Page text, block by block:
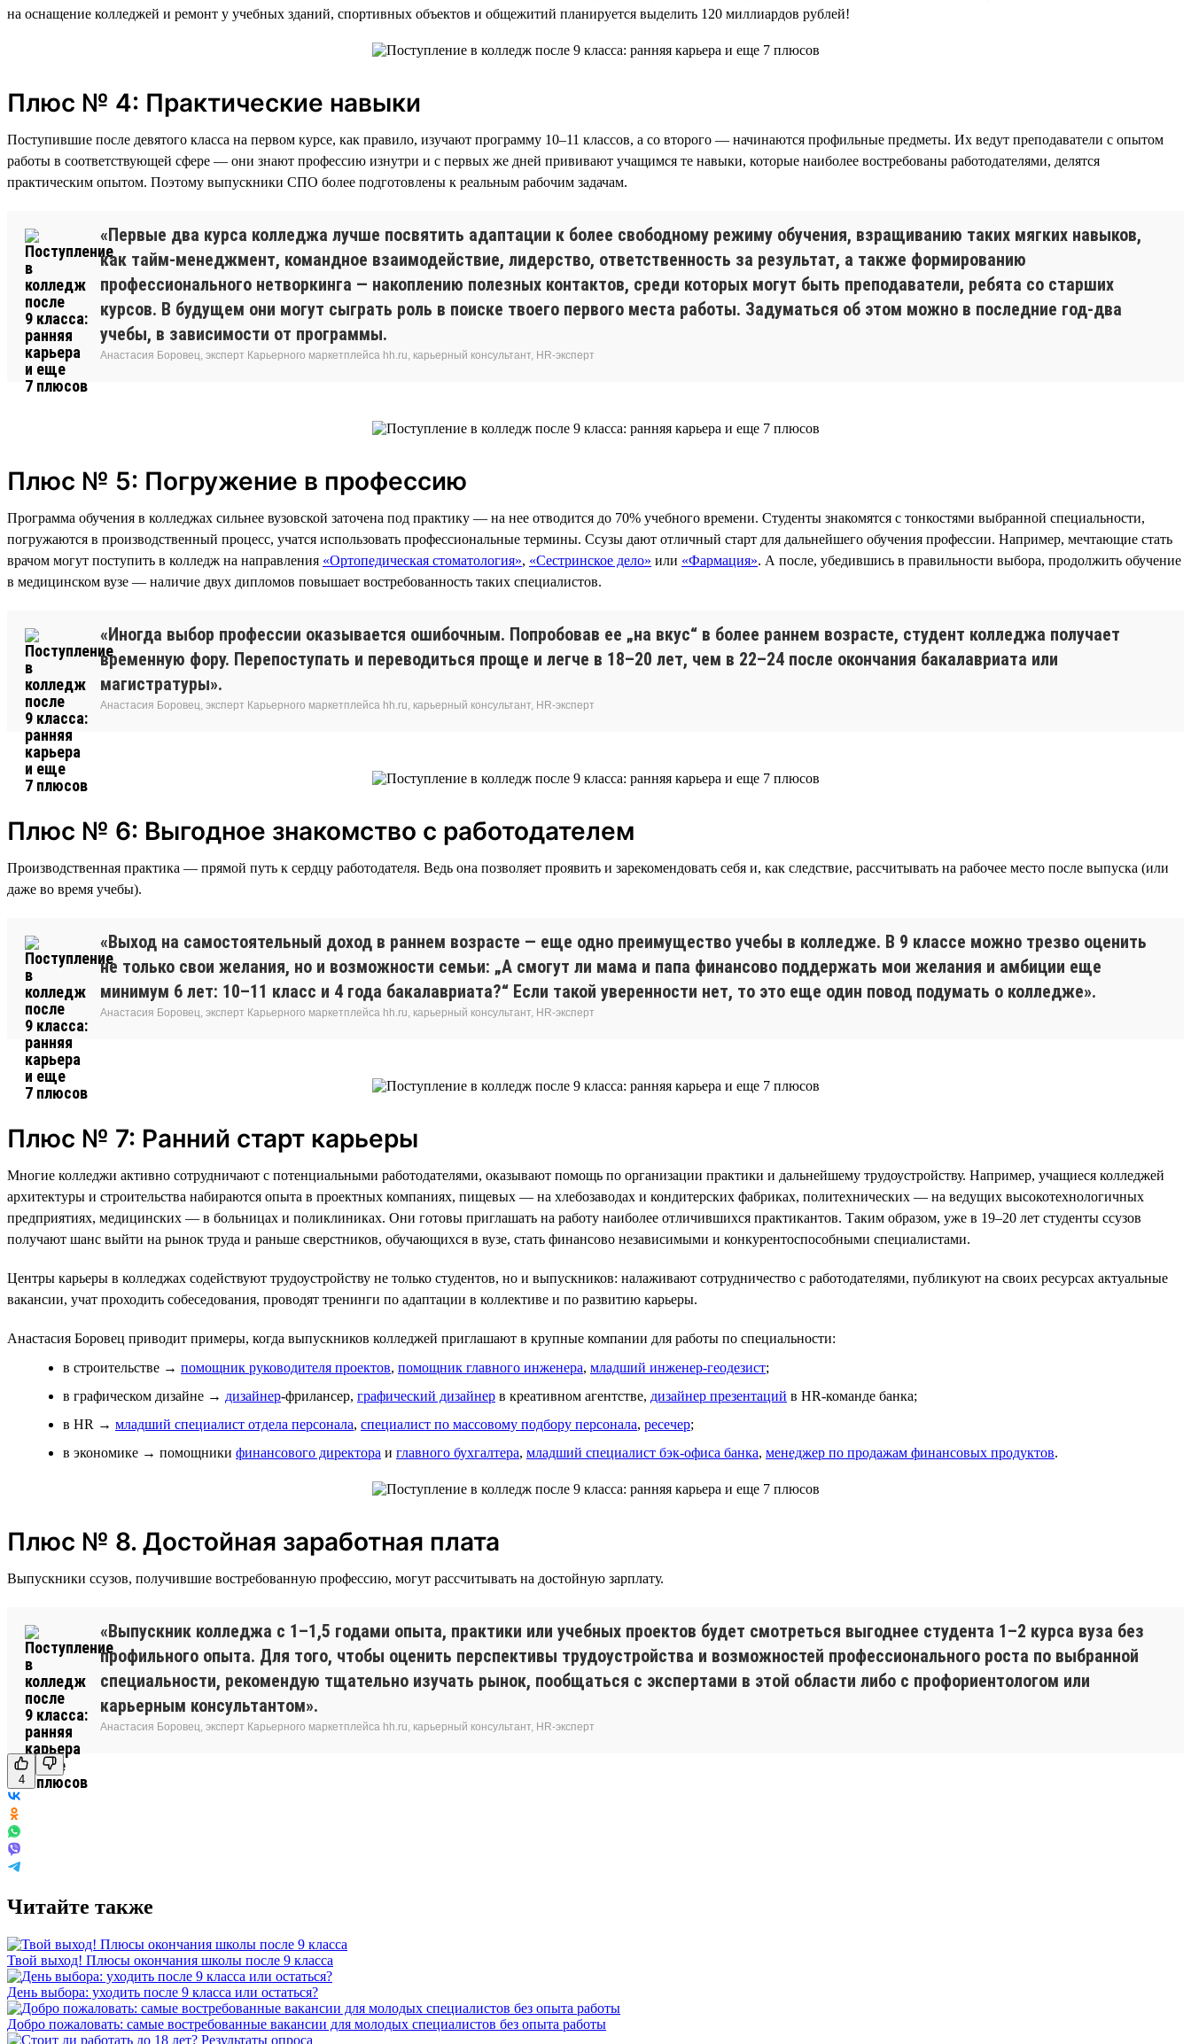
на оснащение колледжей и ремонт у учебных зданий, спортивных объектов и общежитий планируется выделить 120 миллиардов рублей!
Плюс № 4: Практические навыки
Поступившие после девятого класса на первом курсе, как правило, изучают программу 10–11 классов, а со второго — начинаются профильные предметы. Их ведут преподаватели с опытом
работы в соответствующей сфере — они знают профессию изнутри и с первых же дней прививают учащимся те навыки, которые наиболее востребованы работодателями, делятся
практическим опытом. Поэтому выпускники СПО более подготовлены к реальным рабочим задачам.
«Первые два курса колледжа лучше посвятить адаптации к более свободному режиму обучения, взращиванию таких мягких навыков,
как тайм-менеджмент, командное взаимодействие, лидерство, ответственность за результат, а также формированию
профессионального нетворкинга — накоплению полезных контактов, среди которых могут быть преподаватели, ребята со старших
курсов. В будущем они могут сыграть роль в поиске твоего первого места работы. Задуматься об этом можно в последние год-два
учебы, в зависимости от программы.
Анастасия Боровец, эксперт Карьерного маркетплейса hh.ru, карьерный консультант, HR-эксперт
Плюс № 5: Погружение в профессию
Программа обучения в колледжах сильнее вузовской заточена под практику — на нее отводится до 70% учебного времени. Студенты знакомятся с тонкостями выбранной специальности,
погружаются в производственный процесс, учатся использовать профессиональные термины. Ссузы дают отличный старт для дальнейшего обучения профессии. Например, мечтающие стать
врачом могут поступить в колледж на направления «Ортопедическая стоматология», «Сестринское дело» или «Фармация». А после, убедившись в правильности выбора, продолжить обучение
в медицинском вузе — наличие двух дипломов повышает востребованность таких специалистов.
«Иногда выбор профессии оказывается ошибочным. Попробовав ее „на вкус“ в более раннем возрасте, студент колледжа получает
временную фору. Перепоступать и переводиться проще и легче в 18–20 лет, чем в 22–24 после окончания бакалавриата или
магистратуры».
Анастасия Боровец, эксперт Карьерного маркетплейса hh.ru, карьерный консультант, HR-эксперт
Плюс № 6: Выгодное знакомство с работодателем
Производственная практика — прямой путь к сердцу работодателя. Ведь она позволяет проявить и зарекомендовать себя и, как следствие, рассчитывать на рабочее место после выпуска (или
даже во время учебы).
«Выход на самостоятельный доход в раннем возрасте — еще одно преимущество учебы в колледже. В 9 классе можно трезво оценить
не только свои желания, но и возможности семьи: „А смогут ли мама и папа финансово поддержать мои желания и амбиции еще
минимум 6 лет: 10–11 класс и 4 года бакалавриата?“ Если такой уверенности нет, то это еще один повод подумать о колледже».
Анастасия Боровец, эксперт Карьерного маркетплейса hh.ru, карьерный консультант, HR-эксперт
Плюс № 7: Ранний старт карьеры
Многие колледжи активно сотрудничают с потенциальными работодателями, оказывают помощь по организации практики и дальнейшему трудоустройству. Например, учащиеся колледжей
архитектуры и строительства набираются опыта в проектных компаниях, пищевых — на хлебозаводах и кондитерских фабриках, политехнических — на ведущих высокотехнологичных
предприятиях, медицинских — в больницах и поликлиниках. Они готовы приглашать на работу наиболее отличившихся практикантов. Таким образом, уже в 19–20 лет студенты ссузов
получают шанс выйти на рынок труда и раньше сверстников, обучающихся в вузе, стать финансово независимыми и конкурентоспособными специалистами.
Центры карьеры в колледжах содействуют трудоустройству не только студентов, но и выпускников: налаживают сотрудничество с работодателями, публикуют на своих ресурсах актуальные
вакансии, учат проходить собеседования, проводят тренинги по адаптации в коллективе и по развитию карьеры.
Анастасия Боровец приводит примеры, когда выпускников колледжей приглашают в крупные компании для работы по специальности:
в строительстве → помощник руководителя проектов, помощник главного инженера, младший инженер-геодезист;
в графическом дизайне → дизайнер-фрилансер, графический дизайнер в креативном агентстве, дизайнер презентаций в HR-команде банка;
в HR → младший специалист отдела персонала, специалист по массовому подбору персонала, ресечер;
в экономике → помощники финансового директора и главного бухгалтера, младший специалист бэк-офиса банка, менеджер по продажам финансовых продуктов.
Плюс № 8. Достойная заработная плата
Выпускники ссузов, получившие востребованную профессию, могут рассчитывать на достойную зарплату.
«Выпускник колледжа с 1–1,5 годами опыта, практики или учебных проектов будет смотреться выгоднее студента 1–2 курса вуза без
профильного опыта. Для того, чтобы оценить перспективы трудоустройства и возможностей профессионального роста по выбранной
специальности, рекомендую тщательно изучать рынок, пообщаться с экспертами в этой области либо с профориентологом или
карьерным консультантом».
Анастасия Боровец, эксперт Карьерного маркетплейса hh.ru, карьерный консультант, HR-эксперт
4
Читайте также
Твой выход! Плюсы окончания школы после 9 класса
День выбора: уходить после 9 класса или остаться?
Добро пожаловать: самые востребованные вакансии для молодых специалистов без опыта работы